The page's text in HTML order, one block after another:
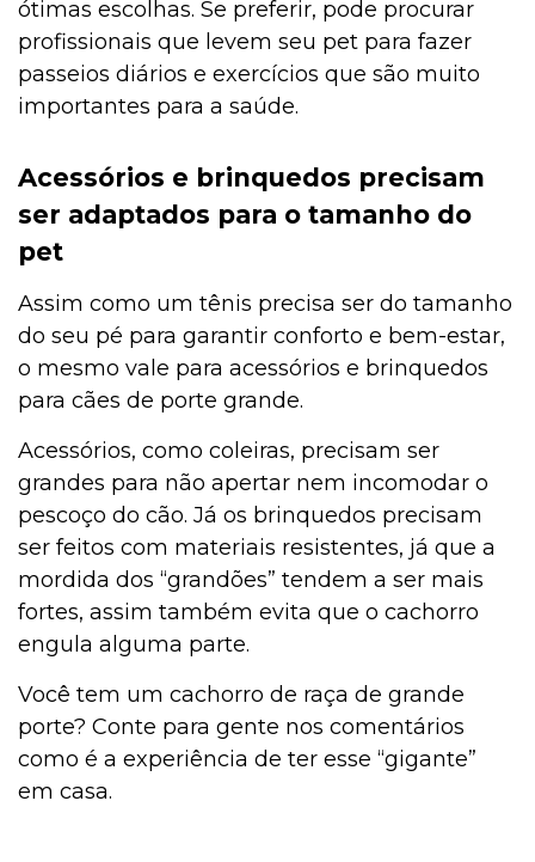
ótimas escolhas. Se preferir, pode procurar
profissionais que levem seu pet para fazer
passeios diários e exercícios que são muito
importantes para a saúde.
Acessórios e brinquedos precisam
ser adaptados para o tamanho do
pet
Assim como um tênis precisa ser do tamanho
do seu pé para garantir conforto e bem-estar,
o mesmo vale para acessórios e brinquedos
para cães de porte grande.
Acessórios, como coleiras, precisam ser
grandes para não apertar nem incomodar o
pescoço do cão. Já os brinquedos precisam
ser feitos com materiais resistentes, já que a
mordida dos “grandões” tendem a ser mais
fortes, assim também evita que o cachorro
engula alguma parte.
Você tem um cachorro de raça de grande
porte? Conte para gente nos comentários
como é a experiência de ter esse “gigante”
em casa.